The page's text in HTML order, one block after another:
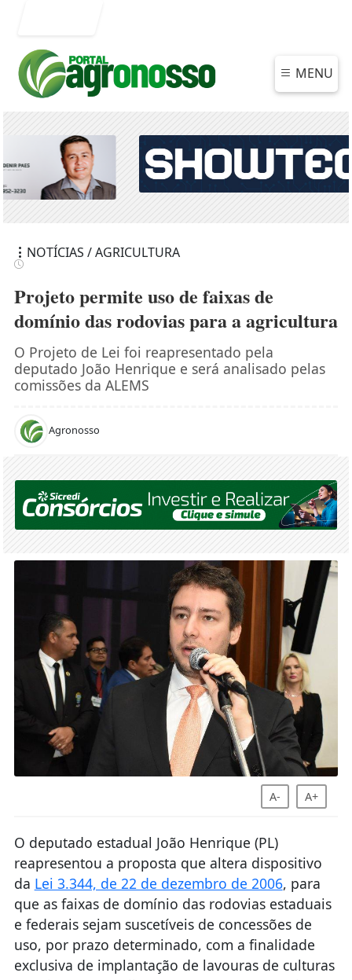
MENU
NOTÍCIAS / AGRICULTURA
Projeto permite uso de faixas de
domínio das rodovias para a agricultura
O Projeto de Lei foi reapresentado pela
deputado João Henrique e será analisado pelas
comissões da ALEMS
Agronosso
A- A+
O deputado estadual João Henrique (PL)
reapresentou a proposta que altera dispositivo
da Lei 3.344, de 22 de dezembro de 2006 , para
que as faixas de domínio das rodovias estaduais
e federais sejam suscetíveis de concessões de
uso, por prazo determinado, com a finalidade
exclusiva de implantação de lavouras de culturas